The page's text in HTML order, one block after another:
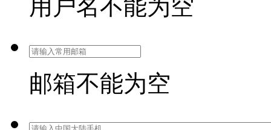
用户名不能为空
邮箱不能为空